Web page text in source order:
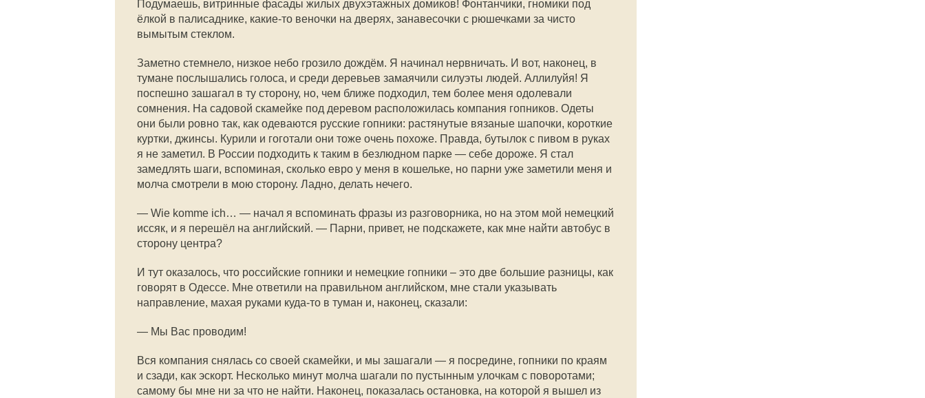
Подумаешь, витринные фасады жилых двухэтажных домиков! Фонтанчики, гномики под
ёлкой в палисаднике, какие-то веночки на дверях, занавесочки с рюшечками за чисто
вымытым стеклом.
Заметно стемнело, низкое небо грозило дождём. Я начинал нервничать. И вот, наконец, в
тумане послышались голоса, и среди деревьев замаячили силуэты людей. Аллилуйя! Я
поспешно зашагал в ту сторону, но, чем ближе подходил, тем более меня одолевали
сомнения. На садовой скамейке под деревом расположилась компания гопников. Одеты
они были ровно так, как одеваются русские гопники: растянутые вязаные шапочки, короткие
куртки, джинсы. Курили и гоготали они тоже очень похоже. Правда, бутылок с пивом в руках
я не заметил. В России подходить к таким в безлюдном парке — себе дороже. Я стал
замедлять шаги, вспоминая, сколько евро у меня в кошельке, но парни уже заметили меня и
молча смотрели в мою сторону. Ладно, делать нечего.
— Wie komme ich… — начал я вспоминать фразы из разговорника, но на этом мой немецкий
иссяк, и я перешёл на английский. — Парни, привет, не подскажете, как мне найти автобус в
сторону центра?
И тут оказалось, что российские гопники и немецкие гопники – это две большие разницы, как
говорят в Одессе. Мне ответили на правильном английском, мне стали указывать
направление, махая руками куда-то в туман и, наконец, сказали:
— Мы Вас проводим!
Вся компания снялась со своей скамейки, и мы зашагали — я посредине, гопники по краям
и сзади, как эскорт. Несколько минут молча шагали по пустынным улочкам с поворотами;
самому бы мне ни за что не найти. Наконец, показалась остановка, на которой я вышел из